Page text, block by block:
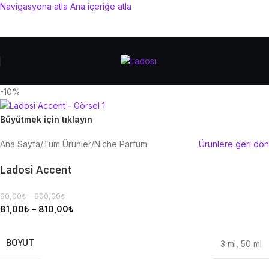
Navigasyona atla Ana içeriğe atla
-10%
Büyütmek için tıklayın
Ana Sayfa/Tüm Ürünler/Niche Parfüm Ürünlere geri dön
Ladosi Accent
90,00₺ –900,00₺
81,00₺ – 810,00₺
BOYUT 3 ml 50 ml